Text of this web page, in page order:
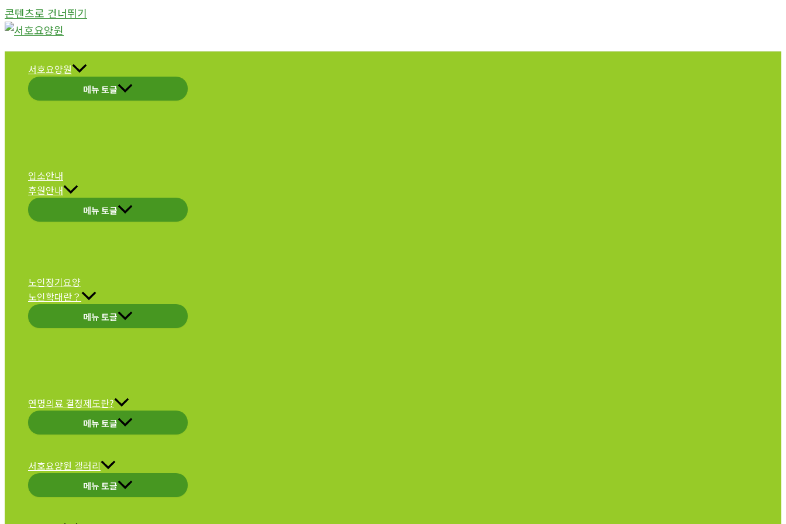
콘텐츠로 건너뛰기
서호요양원
메뉴 토글
입소안내
후원안내
메뉴 토글
노인장기요양
노인학대란？
메뉴 토글
연명의료 결정제도란?
메뉴 토글
서호요양원 갤러리
메뉴 토글